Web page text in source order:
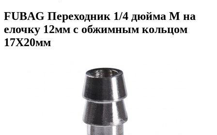
FUBAG Переходник 1/4 дюйма М на
елочку 12мм с обжимным кольцом
17Х20мм